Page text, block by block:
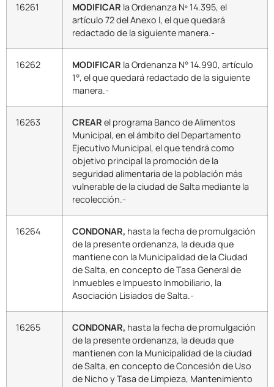
16261 MODIFICAR la Ordenanza Nº 14.395, el
artículo 72 del Anexo I, el que quedará
redactado de la siguiente manera.-
16262 MODIFICAR la Ordenanza N° 14.990, artículo
1°, el que quedará redactado de la siguiente
manera.-
16263 CREAR el programa Banco de Alimentos
Municipal, en el ámbito del Departamento
Ejecutivo Municipal, el que tendrá como
objetivo principal la promoción de la
seguridad alimentaria de la población más
vulnerable de la ciudad de Salta mediante la
recolección.-
16264 CONDONAR, hasta la fecha de promulgación
de la presente ordenanza, la deuda que
mantiene con la Municipalidad de la Ciudad
de Salta, en concepto de Tasa General de
Inmuebles e Impuesto Inmobiliario, la
Asociación Lisiados de Salta.-
16265 CONDONAR, hasta la fecha de promulgación
de la presente ordenanza, la deuda que
mantienen con la Municipalidad de la ciudad
de Salta, en concepto de Concesión de Uso
de Nicho y Tasa de Limpieza, Mantenimiento